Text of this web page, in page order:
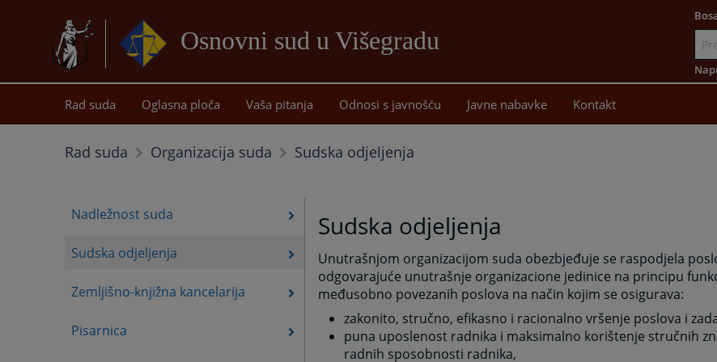
Osnovni sud u Višegradu
sadržaj
Rad suda Oglasna ploča Vaša pitanja Odnosi s javnošću Javne nabavke Kontakt
Rad suda Organizacija suda Sudska odjeljenja
Nadležnost suda
Sudska odjeljenja
Zemljišno-knjižna kancelarija
Pisarnica
Sudska odjeljenja
Unutrašnjom organizacijom suda obezbjeđuje se raspodjela
odgovarajuće unutrašnje organizacione jedinice na principu
međusobno povezanih poslova na način kojim se osigurava:
zakonito, stručno, efikasno i racionalno vršenje poslova i
puna uposlenost radnika i maksimalno korištenje stručnih
radnih sposobnosti radnika,